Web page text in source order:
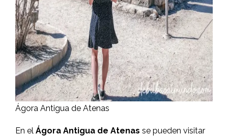
Ágora Antigua de Atenas
En el Ágora Antigua de Atenas se pueden visitar